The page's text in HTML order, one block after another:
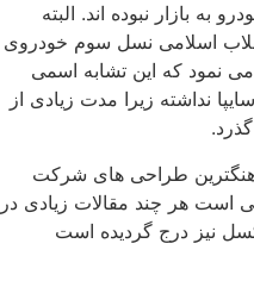
به بازار نبوده اند. البته
اسلامی نسل سوم خودروی
می نمود که این تشابه اسمی
نداشته زیرا مدت زیادی از
طراحی های شرکت
است هر چند مقالات زیادی در
نیز درج گردیده است